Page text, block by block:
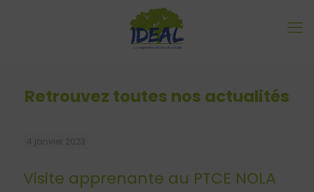
Retrouvez toutes nos actualités
4 janvier 2023
Visite apprenante au PTCE NOLA